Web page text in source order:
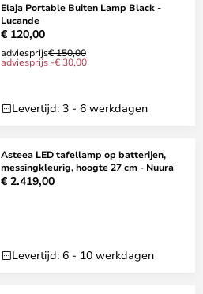
Elaja Portable Buiten Lamp Black -
Lucande
€ 120,00
adviesprijs€ 150,00
adviesprijs -€ 30,00
Levertijd: 3 - 6 werkdagen
Asteea LED tafellamp op batterijen,
messingkleurig, hoogte 27 cm - Nuura
€ 2.419,00
Levertijd: 6 - 10 werkdagen